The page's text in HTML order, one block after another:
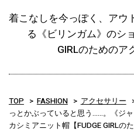
着こなしを今っぽく、アウ
る《ビリンガム》のシ
GIRLのためのア
TOP FASHION アクセサリー
っとかぶっていると思う……。《ジ
カシミアニット帽【FUDGE GIRLの